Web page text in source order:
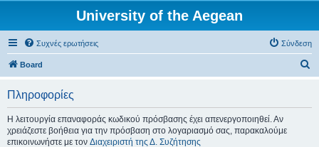
University of the Aegean
Συχνές ερωτήσεις Σύνδεση
Board
Πληροφορίες
Η λειτουργία επαναφοράς κωδικού πρόσβασης έχει απενεργοποιηθεί. Αν
χρειάζεστε βοήθεια για την πρόσβαση στο λογαριασμό σας, παρακαλούμε
επικοινωνήστε με τον Διαχειριστή της Δ. Συζήτησης